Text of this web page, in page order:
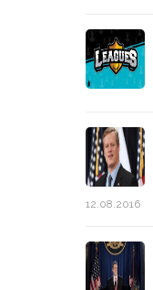
12.08.2016